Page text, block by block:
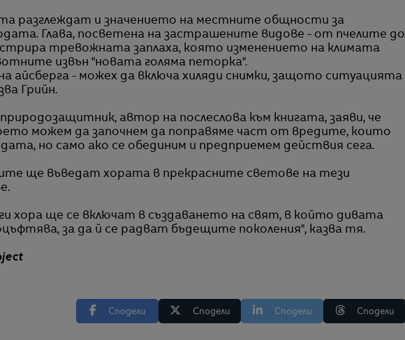
разглеждат и значението на местните общности за
Глава, посветена на застрашените видове - от пчелите до
тревожната заплаха, която изменението на климата
извън "новата голяма петорка".
айсберга - можех да включа хиляди снимки, защото ситуацията
Грийн.
автор на послеслова към книгата, заяви, че
можем да започнем да поправяме част от вредите, които
но само ако се обединим и предприемем действия сега.
ще въведат хората в прекрасните светове на тези
хора ще се включат в създаването на свят, в който дивата
за да й се радват бъдещите поколения", казва тя.
Сподели Сподели Сподели Сподели